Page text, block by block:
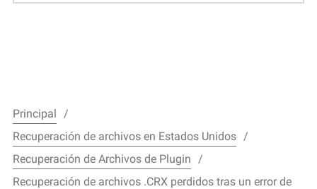
Principal
Recuperación de archivos en Estados Unidos
Recuperación de Archivos de Plugin
Recuperación de archivos .CRX perdidos tras un error de